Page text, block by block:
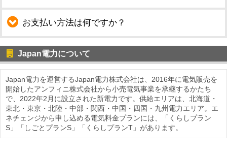
お支払い方法は何ですか？
Japan電力について
Japan電力を運営するJapan電力株式会社は、2016年に電気販売を
開始したアンフィニ株式会社から小売電気事業を承継するかたち
で、2022年2月に設立された新電力です。供給エリアは、北海道・
東北・東京・北陸・中部・関西・中国・四国・九州電力エリア。エ
ネチェンジから申し込める電気料金プランには、「くらしプラン
S」「しごとプランS」「くらしプランT」があります。